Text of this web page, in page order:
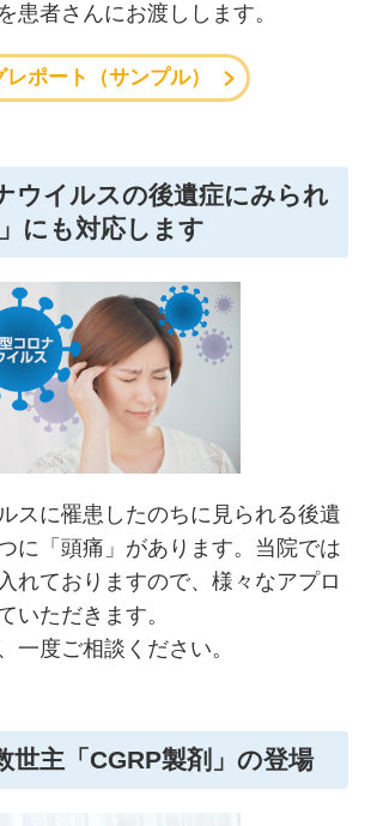
患者さんにお渡しします。
レポート （サンプル）
ウイルスの後遺症にみられ
にも対応します
スに罹患したのちに見られる後遺
に「頭痛」があります。当院では
れておりますので、様々なアプロ
いただきます。
一度ご相談ください。
世主「CGRP製剤」の登場